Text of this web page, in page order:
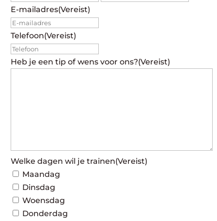
E-mailadres(Vereist)
Telefoon(Vereist)
Heb je een tip of wens voor ons?(Vereist)
Welke dagen wil je trainen(Vereist)
Maandag
Dinsdag
Woensdag
Donderdag